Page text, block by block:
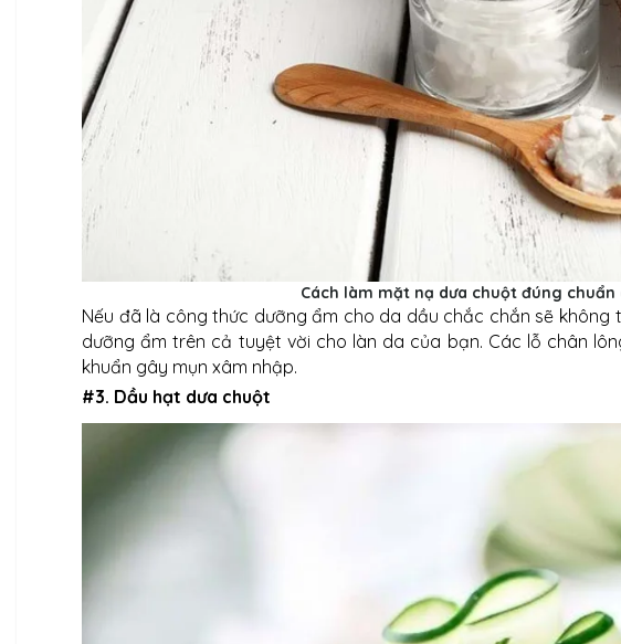
Cách làm mặt nạ dưa chuột đúng chuẩn
Nếu đã là công thức dưỡng ẩm cho da dầu chắc chắn sẽ
dưỡng ẩm trên cả tuyệt vời cho làn da của bạn. Các lỗ chân
khuẩn gây mụn xâm nhập.
#3. Dầu hạt dưa chuột